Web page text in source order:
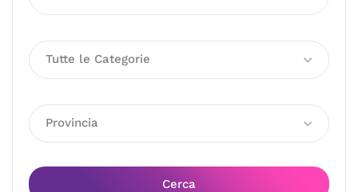
Tutte le Categorie
Provincia
Cerca